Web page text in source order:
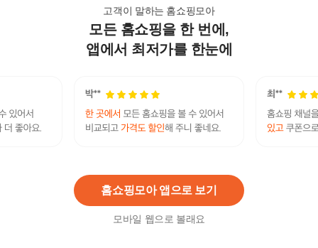
고객이 말하는 홈쇼핑모아
모든 홈쇼핑을 한 번에,
앱에서 최저가를 한눈에
홈쇼핑모아 앱으로 보기
모바일 웹으로 볼래요
퇴직 감사패 기업 근속
공로패 주문제작, 문구
형.기념패
93,000 원
퇴직 감사패 기업 근속
공로패 주문제작, 문구
형.공로
103,000
상패
로
기념
많이버는앱테크 대포유심가격
대학생작업대출